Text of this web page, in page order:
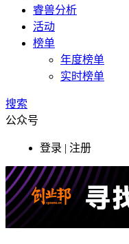
睿兽分析
活动
榜单
年度榜单
实时榜单
搜索
公众号
登录 | 注册